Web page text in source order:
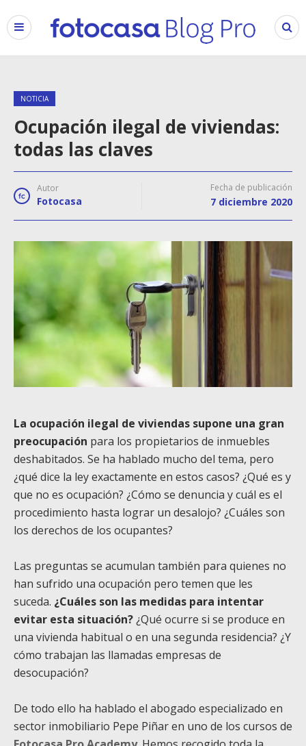
NOTICIA
Ocupación ilegal de viviendas:
todas las claves
Autor
Fotocasa
Fecha de publicación
7 diciembre 2020
La ocupación ilegal de viviendas supone una gran
preocupación para los propietarios de inmuebles
deshabitados. Se ha hablado mucho del tema, pero
¿qué dice la ley exactamente en estos casos? ¿Qué es y
que no es ocupación? ¿Cómo se denuncia y cuál es el
procedimiento hasta lograr un desalojo? ¿Cuáles son
los derechos de los ocupantes?
Las preguntas se acumulan también para quienes no
han sufrido una ocupación pero temen que les
suceda. ¿Cuáles son las medidas para intentar
evitar esta situación?¿Qué ocurre si se produce en
una vivienda habitual o en una segunda residencia? ¿Y
cómo trabajan las llamadas empresas de
desocupación?
De todo ello ha hablado el abogado especializado en
sector inmobiliario Pepe Piñar en uno de los cursos de